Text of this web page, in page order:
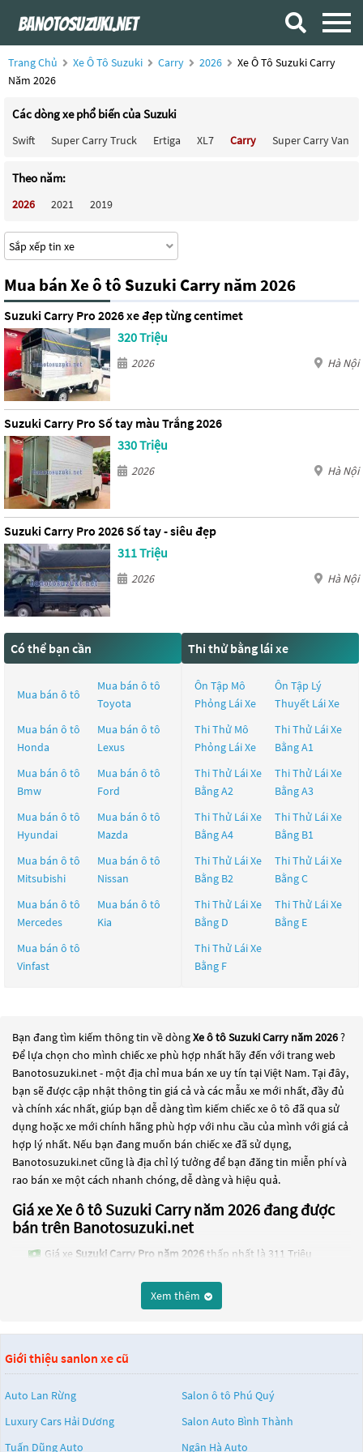
Trang Chủ Xe Ô Tô Suzuki Carry 2026
Xe Ô Tô Suzuki Carry
Năm 2026
Các dòng xe phổ biến của Suzuki
Swift Super Carry Truck Ertiga XL7 Carry Super Carry Van
Theo năm:
2026 2021 2019
Mua bán Xe ô tô Suzuki Carry năm 2026
Suzuki Carry Pro 2026 xe đẹp từng centimet
320 Triệu
2026 Hà Nội
Suzuki Carry Pro Số tay màu Trắng 2026
330 Triệu
2026 Hà Nội
Suzuki Carry Pro 2026 Số tay - siêu đẹp
311 Triệu
2026 Hà Nội
Có thể bạn cần
Mua bán ô tô
Mua bán ô tô
Toyota
Mua bán ô tô
Honda
Mua bán ô tô
Lexus
Mua bán ô tô
Bmw
Mua bán ô tô
Ford
Mua bán ô tô
Hyundai
Mua bán ô tô
Mazda
Mua bán ô tô
Mitsubishi
Mua bán ô tô
Nissan
Mua bán ô tô
Mercedes
Mua bán ô tô
Kia
Mua bán ô tô
Vinfast
Thi thử bằng lái xe
Ôn Tập Mô
Phỏng Lái Xe
Ôn Tập Lý
Thuyết Lái Xe
Thi Thử Mô
Phỏng Lái Xe
Thi Thử Lái Xe
Bằng A1
Thi Thử Lái Xe
Bằng A2
Thi Thử Lái Xe
Bằng A3
Thi Thử Lái Xe
Bằng A4
Thi Thử Lái Xe
Bằng B1
Thi Thử Lái Xe
Bằng B2
Thi Thử Lái Xe
Bằng C
Thi Thử Lái Xe
Bằng D
Thi Thử Lái Xe
Bằng E
Thi Thử Lái Xe
Bằng F
Bạn đang tìm kiếm thông tin về dòngXe ô tô Suzuki Carry năm 2026?
Để lựa chọn cho mình chiếc xe phù hợp nhất hãy đến với trang web
Banotosuzuki.net - một địa chỉ mua bán xe uy tín tại Việt Nam. Tại đây,
bạn sẽ được cập nhật thông tin giá cả và các mẫu xe mới nhất, đầy đủ
và chính xác nhất, giúp bạn dễ dàng tìm kiếm chiếc xe ô tô đã qua sử
dụng hoặc xe mới chính hãng phù hợp với nhu cầu của mình với giá cả
hợp lý nhất. Nếu bạn đang muốn bán chiếc xe đã sử dụng,
Banotosuzuki.net cũng là địa chỉ lý tưởng để bạn đăng tin miễn phí và
rao bán xe một cách nhanh chóng, dễ dàng và hiệu quả.
Giá xe Xe ô tô Suzuki Carry năm 2026 đang được
bán trên Banotosuzuki.net
Giá xe Suzuki Carry Pro năm 2026thấp nhất là 311 Triệu
Xe ô tô Suzuki Carry năm 2026đang trở thành một lựa chọn
phổ biến cho những người đang tìm kiếm chiếc xe đáng tin cậy. Và để
thành sự lựa chọn phổ biến. Các dòngXe ô tô Suzuki Carry năm 2026
này có thể là những dòng xe đời cũ đã được nâng cấp, hoặc là các
dòng xe mới với thiết kế hiện đại và công nghệ tiên tiến. Các dòng
lưỡng để đảm bảo chất lượng và hiệu suất tốt nhất. Nếu bạn đang tìm
kiếm một chiếc xe, hãy khám phá các dòngXe ô tô Suzuki Carry năm
2026
này và chọn cho mình một chiếc xe phù hợp với nhu cầu và ngân
Xem thêm
Giới thiệu sanlon xe cũ
Auto Lan Rừng
Salon ô tô Phú Quý
Luxury Cars Hải Dương
Salon Auto Bình Thành
Tuấn Dũng Auto
Ngân Hà Auto